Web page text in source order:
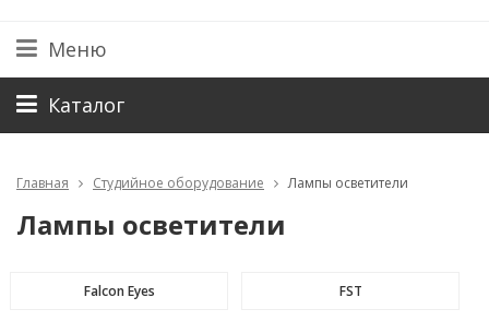
Меню
Каталог
Главная Студийное оборудование Лампы осветители
Лампы осветители
Falcon Eyes FST